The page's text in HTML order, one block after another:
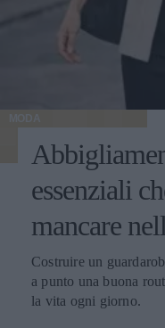
MODA
essenziali
mancare
Costruire un
a punto una buona
la vita ogni giorno.